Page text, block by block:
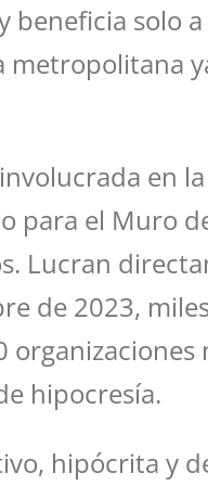
solo
metropolitana
en
para el Muro
Lucran
de 2023,
hipocresía.
hipócrita y